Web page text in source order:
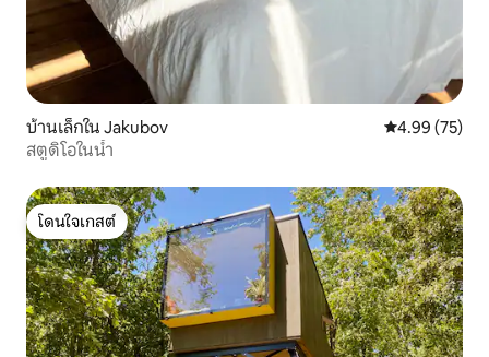
บ้านเล็กใน Jakubov คะแนนเฉลี่ย
4.99 (75)
สตูดิโอในน้ำ
โดนใจเกสต์
โดนใจเกสต์